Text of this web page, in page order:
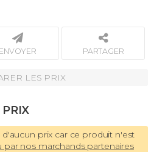
ENVOYER PARTAGER
LES PRIX
prix car ce produit n'est
nos marchands partenaires